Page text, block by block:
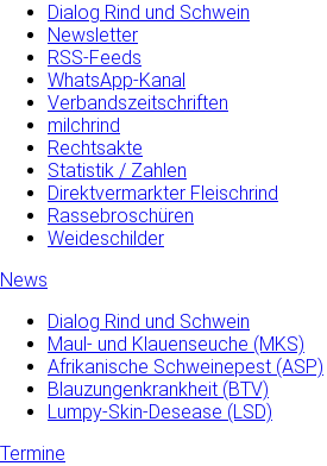
Dialog Rind und Schwein
Newsletter
RSS-Feeds
WhatsApp-Kanal
Verbandszeitschriften
milchrind
Rechtsakte
Statistik / Zahlen
Direktvermarkter Fleischrind
Rassebroschüren
Weideschilder
News
Dialog Rind und Schwein
Maul- und­ Klauenseuche­ (MKS)
Afrikanische Schweinepest (ASP)
Blauzungenkrankheit (BTV)
Lumpy-Skin-Desease (LSD)
Termine